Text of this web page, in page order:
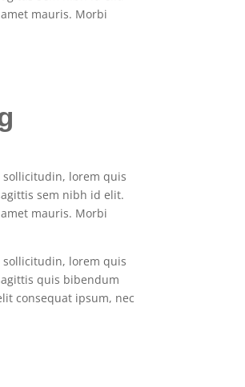
mauris. Morbi
sollicitudin, lorem quis
sem nibh id elit.
mauris. Morbi
sollicitudin, lorem quis
quis bibendum
consequat ipsum, nec